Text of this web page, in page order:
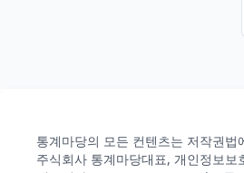
통계마당의 모든 컨텐츠는 저작권법
주식회사 통계마당대표, 개인정보보